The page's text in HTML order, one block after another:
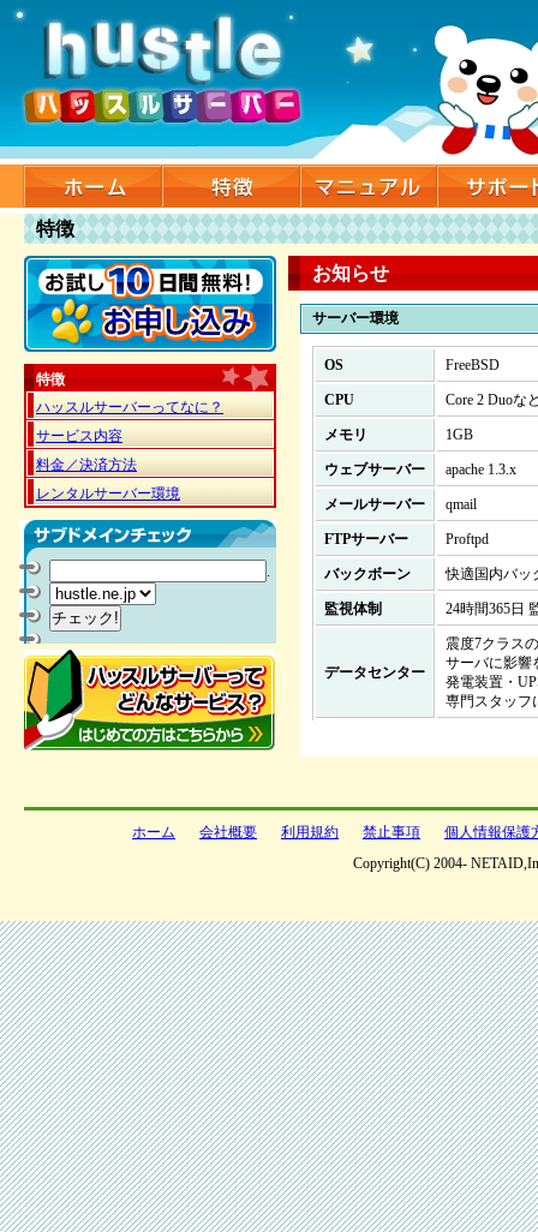
特徴
特徴
ハッスルサーバーってなに？
サービス内容
料金／決済方法
レンタルサーバー環境
.
お知らせ
サーバー環境
OS FreeBSD
CPU Core 2 Duoな
メモリ 1GB
ウェブサーバー apache 1.3.x
メールサーバー qmail
FTPサーバー Proftpd
バックボーン 快適国内バッ
監視体制 24時間365日
データセンター
震度7クラス
サーバに影響
発電装置・
専門スタッフ
ホーム 会社概要 利用規約 禁止事項
個人情報保護
Copyright(C) 2004-